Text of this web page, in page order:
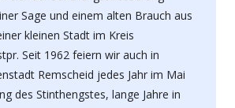
Sage und einem alten Brauch aus
kleinen Stadt im Kreis
Seit 1962 feiern wir auch in
Remscheid jedes Jahr im Mai
des Stinthengstes, lange Jahre in